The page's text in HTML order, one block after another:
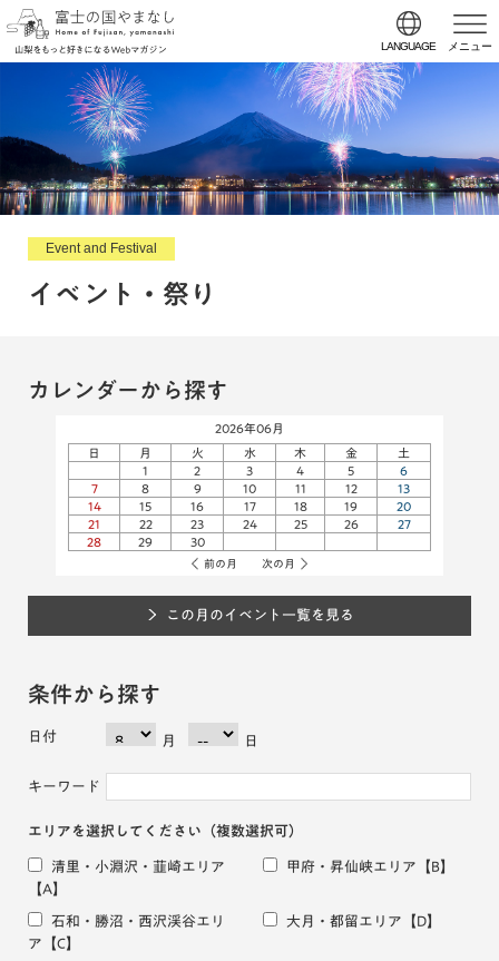
LANGUAGE メニュー
Event and Festival
イベント・祭り
カレンダーから探す
2026年06月
日
月 火 水 木 金
土
1
2 3 4 5
6
7
8 9 10 11 12
13
14
15 16 17 18 19
20
21
22 23 24 25 26
27
28
29 30
前の月 次の月
この月のイベント一覧を見る
条件から探す
日付 月 日
キーワード
エリアを選択してください （複数選択可）
清里・小淵沢・韮崎エリア
【A】
甲府・昇仙峡エリア 【B】
石和・勝沼・西沢渓谷エリ
ア 【C】
大月・都留エリア 【D】